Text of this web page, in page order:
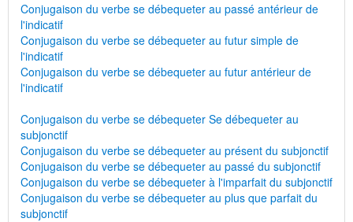
Conjugaison du verbe se débequeter au passé antérieur de
l'indicatif
Conjugaison du verbe se débequeter au futur simple de
l'indicatif
Conjugaison du verbe se débequeter au futur antérieur de
l'indicatif
Conjugaison du verbe se débequeter Se débequeter au
subjonctif
Conjugaison du verbe se débequeter au présent du subjonctif
Conjugaison du verbe se débequeter au passé du subjonctif
Conjugaison du verbe se débequeter à l'imparfait du subjonctif
Conjugaison du verbe se débequeter au plus que parfait du
subjonctif